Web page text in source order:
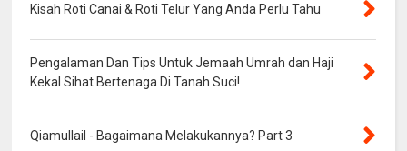
Kisah Roti Canai & Roti Telur Yang Anda Perlu Tahu
Pengalaman Dan Tips Untuk Jemaah Umrah dan Haji
Kekal Sihat Bertenaga Di Tanah Suci!
Qiamullail - Bagaimana Melakukannya? Part 3